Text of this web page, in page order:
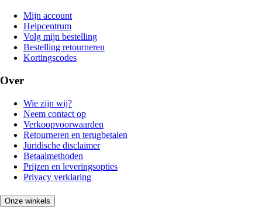
Mijn account
Helpcentrum
Volg mijn bestelling
Bestelling retourneren
Kortingscodes
Over
Wie zijn wij?
Neem contact op
Verkoopvoorwaarden
Retourneren en terugbetalen
Juridische disclaimer
Betaalmethoden
Prijzen en leveringsopties
Privacy verklaring
Onze winkels